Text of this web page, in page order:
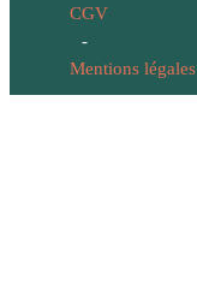
CGV
-
Mentions légales